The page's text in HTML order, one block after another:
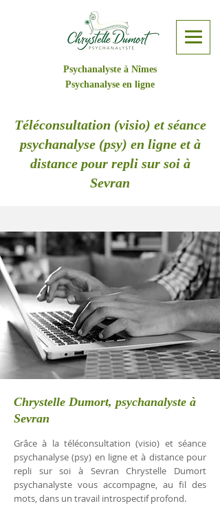
Psychanalyste à Nîmes
Psychanalyse en ligne
Téléconsultation (visio) et séance
psychanalyse (psy) en ligne et à
distance pour repli sur soi à
Sevran
Chrystelle Dumort, psychanalyste à
Sevran
Grâce à la téléconsultation (visio) et séance
psychanalyse (psy) en ligne et à distance pour
repli sur soi à Sevran Chrystelle Dumort
psychanalyste vous accompagne, au fil des
mots, dans un travail introspectif profond.